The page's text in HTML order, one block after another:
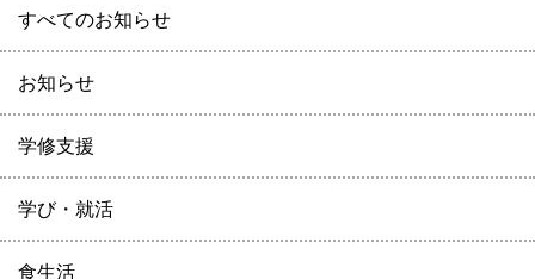
すべてのお知らせ
お知らせ
学修支援
学び・就活
食生活